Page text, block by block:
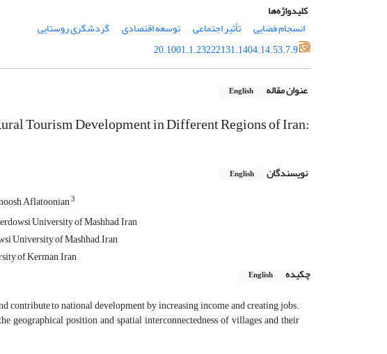
کلیدواژه‌ها
انسجام فضایی
تأثیر اجتماعی توسعه اقتصادی
گردشگری روستایی
20.1001.1.23222131.1404.14.53.7.9
عنوان مقاله English
Tourism Development in Different Regions of Iran:
نویسندگان English
Aflatoonian3
University of Mashhad, Iran
University of Mashhad, Iran
of Kerman, Iran
چکیده
English
contribute to national development by increasing income and creating jobs.
geographical position and spatial interconnectedness of villages and their